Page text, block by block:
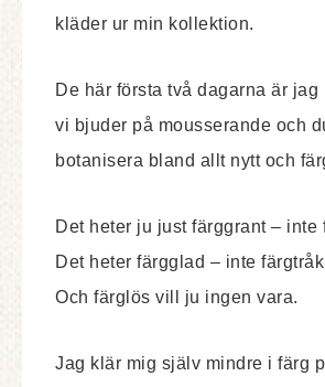
kläder ur min kollektion.
De här första två dagarna är jag
vi bjuder på mousserande och
botanisera bland allt nytt och
Det heter ju just färggrant – inte
Det heter färgglad – inte
Och färglös vill ju ingen vara.
Jag klär mig själv mindre i färg